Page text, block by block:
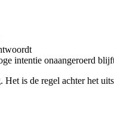
intentie onaangeroerd
is de regel achter het